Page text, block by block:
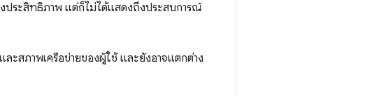
ระสิทธิภาพ แต่ก็ไม่ได้แสดงถึงประสบการณ์
ะสภาพเครือข่ายของผู้ใช้ และยังอาจแตกต่าง